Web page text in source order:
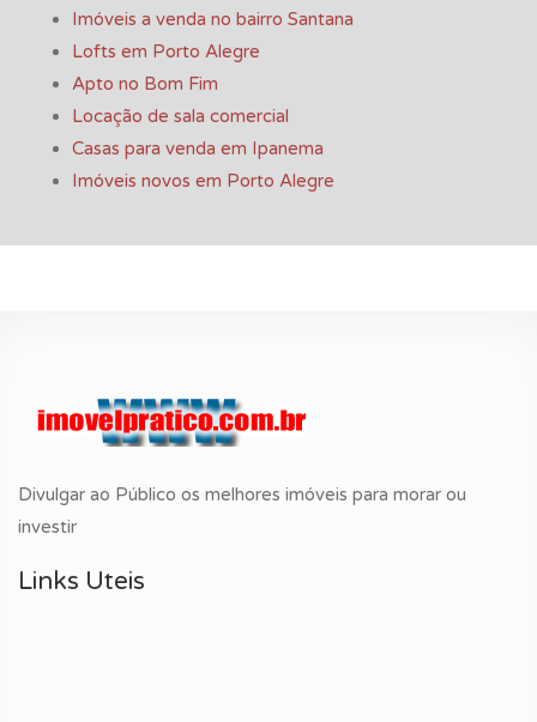
Imóveis a venda no bairro Santana
Lofts em Porto Alegre
Apto no Bom Fim
Locação de sala comercial
Casas para venda em Ipanema
Imóveis novos em Porto Alegre
Divulgar ao Público os melhores imóveis para morar ou
investir
Links Uteis